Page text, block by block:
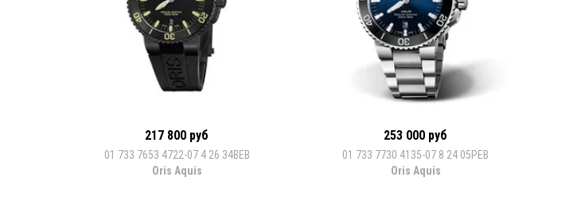
217 800 руб
01 733 7653 4722-07 4 26 34BEB
Oris Aquis
253 000 руб
01 733 7730 4135-07 8 24 05PEB
Oris Aquis